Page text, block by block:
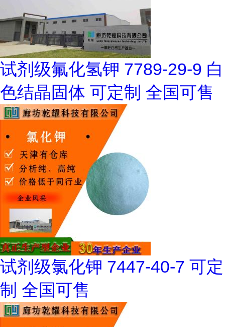
试剂级氟化氢钾 7789-29-9 白
色结晶固体 可定制 全国可售
试剂级氯化钾 7447-40-7 可定
制 全国可售